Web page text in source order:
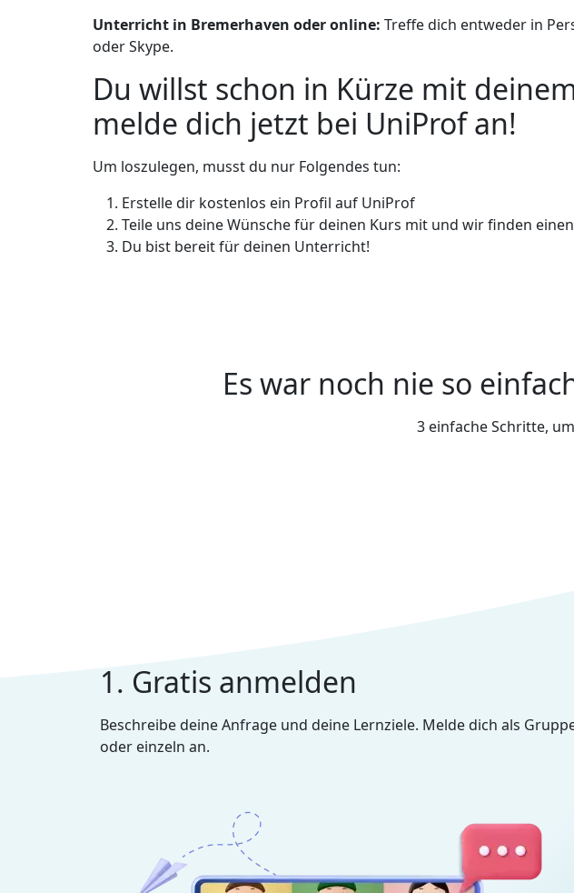
Unterricht in Bremerhaven oder online: Treffe dich entweder in
oder Skype.
Du willst schon in Kürze mit
melde dich jetzt bei UniProf an!
Um loszulegen, musst du nur Folgendes tun:
Erstelle dir kostenlos ein Profil auf UniProf
Teile uns deine Wünsche für deinen Kurs mit und wir finden
Du bist bereit für deinen Unterricht!
Es war noch nie so
3 einfache Schritte,
1. Gratis anmelden
Beschreibe deine Anfrage und deine Lernziele. Melde dich als
oder einzeln an.